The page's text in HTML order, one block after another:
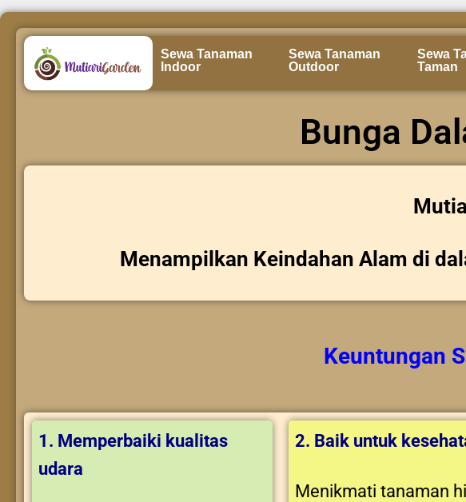
Sewa Tanaman
Indoor
Sewa Tanaman
Outdoor
Sewa
Taman
Bunga
Menampilkan Keindahan Alam di
Keuntungan
1. Memperbaiki kualitas
udara
2. Baik untuk
Menikmati tanaman